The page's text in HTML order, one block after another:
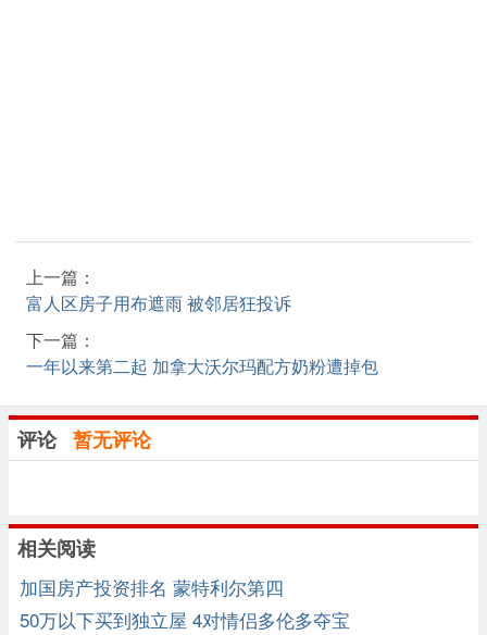
上一篇：
富人区房子用布遮雨 被邻居狂投诉
下一篇：
一年以来第二起 加拿大沃尔玛配方奶粉遭掉包
评论 暂无评论
相关阅读
加国房产投资排名 蒙特利尔第四
50万以下买到独立屋 4对情侣多伦多夺宝